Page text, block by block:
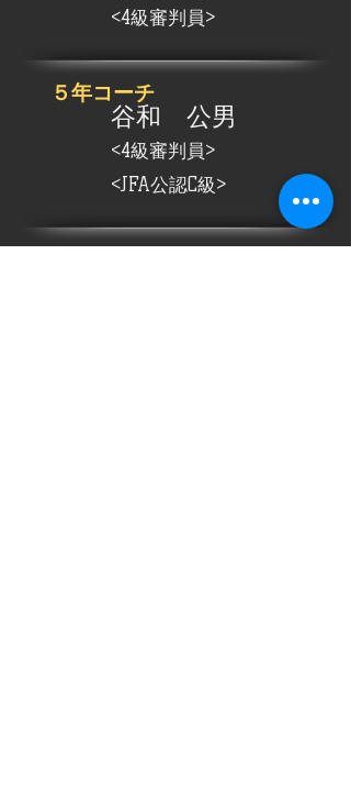
<4級審判員>
​５年コーチ
谷和 公男
<4級審判員>
<JFA公認C級>